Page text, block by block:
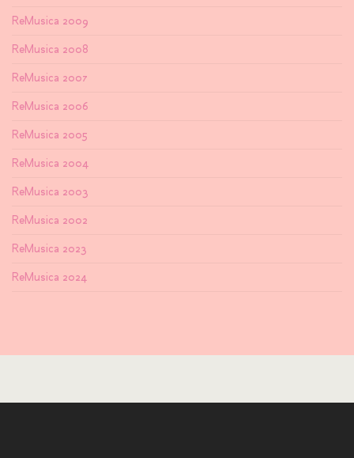
ReMusica 2009
ReMusica 2008
ReMusica 2007
ReMusica 2006
ReMusica 2005
ReMusica 2004
ReMusica 2003
ReMusica 2002
ReMusica 2023
ReMusica 2024